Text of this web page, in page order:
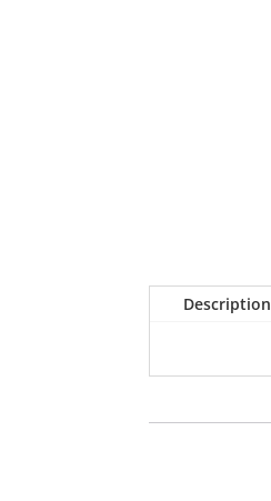
Description